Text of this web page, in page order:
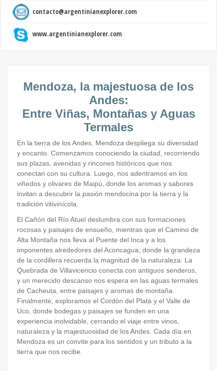
contacto@argentinianexplorer.com
www.argentinianexplorer.com
Mendoza, la majestuosa de los
Andes:
Entre Viñas, Montañas y Aguas
Termales
En la tierra de los Andes, Mendoza despliega su diversidad
y encanto. Comenzamos conociendo la ciudad, recorriendo
sus plazas, avenidas y rincones históricos que nos
conectan con su cultura. Luego, nos adentramos en los
viñedos y olivares de Maipú, donde los aromas y sabores
invitan a descubrir la pasión mendocina por la tierra y la
tradición vitivinícola.
El Cañón del Río Atuel deslumbra con sus formaciones
rocosas y paisajes de ensueño, mientras que el Camino de
Alta Montaña nos lleva al Puente del Inca y a los
imponentes alrededores del Aconcagua, donde la grandeza
de la cordillera recuerda la magnitud de la naturaleza. La
Quebrada de Villavicencio conecta con antiguos senderos,
y un merecido descanso nos espera en las aguas termales
de Cacheuta, entre paisajes y aromas de montaña.
Finalmente, exploramos el Cordón del Plata y el Valle de
Uco, donde bodegas y paisajes se funden en una
experiencia inolvidable, cerrando el viaje entre vinos,
naturaleza y la majestuosidad de los Andes. Cada día en
Mendoza es un convite para los sentidos y un tributo a la
tierra que nos recibe.